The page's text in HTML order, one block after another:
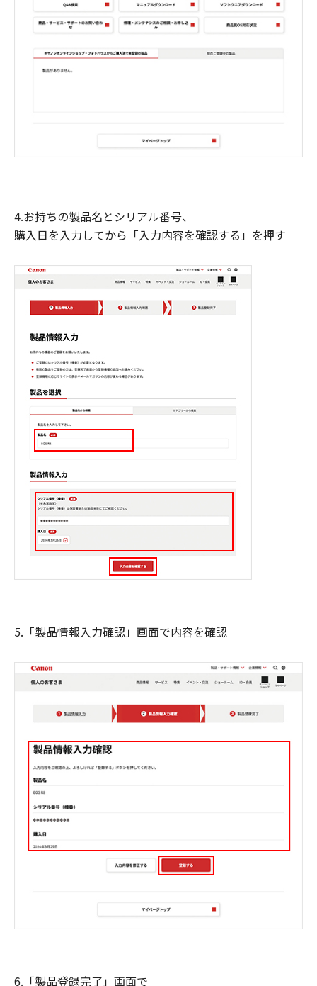
4.お持ちの製品名とシリアル番号、
購入日を入力してから「入力内容を確認する」を押す
5.「製品情報入力確認」画面で内容を確認
6.「製品登録完了」画面で